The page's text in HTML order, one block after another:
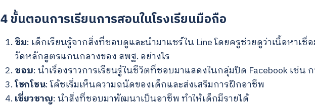
4 ขั้นตอนการเรียนการสอนในโรงเรียนมือถือ
ชิม: เด็กเรียนรู้จากสิ่งที่ชอบดูและนำมาแชร์ใน Line โดยครูช่วยดูว่าเนื้อหาเชื่
วัดหลักสูตรแกนกลางของ สพฐ. อย่างไร
ชอบ: นำเรื่องราวการเรียนรู้ในชีวิตที่ชอบมาแสดงในกลุ่มปิด Facebook เช่น
โชกโชน: โค้ชเริ่มเห็นความถนัดของเด็กและส่งเสริมการฝึกอาชีพ
เชี่ยวชาญ: นำสิ่งที่ชอบมาพัฒนาเป็นอาชีพ ทำให้เด็กมีรายได้